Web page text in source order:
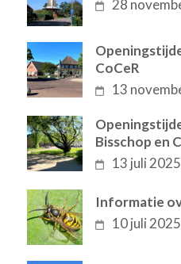
28
CoCeR
13
Bisschop en
13 juli 2025
Informatie
10 juli 2025